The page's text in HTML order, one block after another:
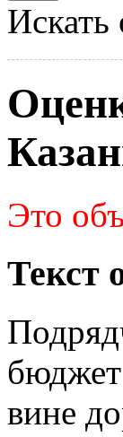
Искать
Это
Текст
вине